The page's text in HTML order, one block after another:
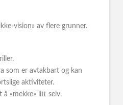
vision» av flere grunner.
som er avtakbart og kan
aktiviteter.
å «mekke» litt selv.